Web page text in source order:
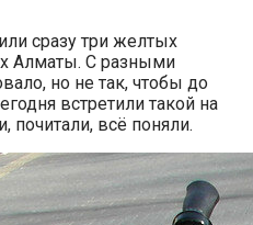
сразу три желтых
Алматы. С разными
но не так, чтобы до
встретили такой на
почитали, всё поняли.